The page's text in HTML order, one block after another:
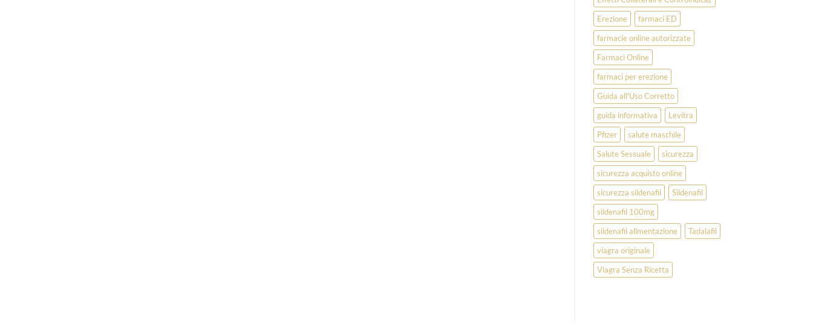
Erezione
farmaci ED
farmacie online autorizzate
Farmaci Online
farmaci per erezione
Guida all'Uso Corretto
guida informativa
Levitra
Pfizer
salute maschile
Salute Sessuale
sicurezza
sicurezza acquisto online
sicurezza sildenafil
Sildenafil
sildenafil 100mg
sildenafil alimentazione
Tadalafil
viagra originale
Viagra Senza Ricetta